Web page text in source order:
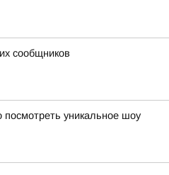
сообщников
посмотреть уникальное шоу